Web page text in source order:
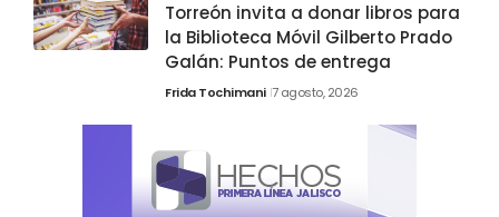
Torreón invita a donar libros para
la Biblioteca Móvil Gilberto Prado
Galán: Puntos de entrega
Frida Tochimani 7 agosto, 2026